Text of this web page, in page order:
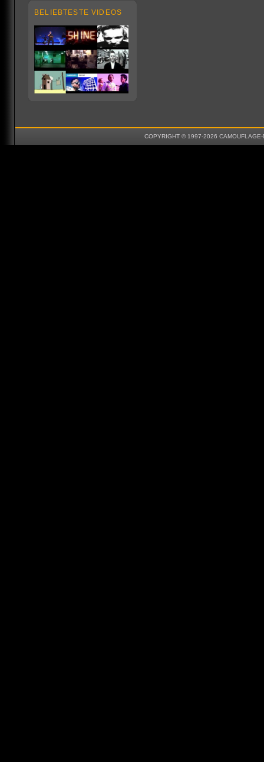
BELIEBTESTE VIDEOS
COPYRIGHT © 1997-2026 CAMOUFLAGE-